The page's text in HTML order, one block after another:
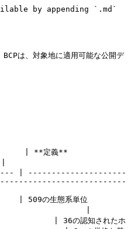
by appending `.md`
は、対象地に適用可能な公開デ
| **定義**
| ---------------------
の生態系単位
|
| 36の認知されたホ